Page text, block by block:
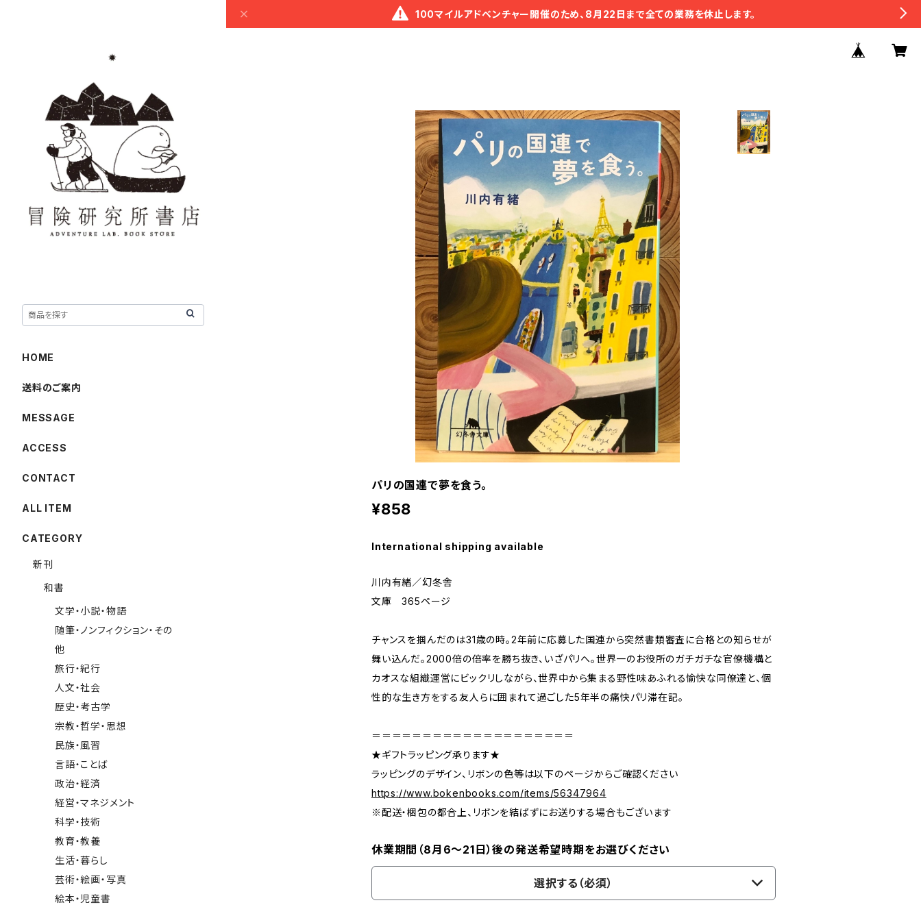
100マイルアドベンチャー開催のため、8月22日まで全ての業務を休止します。
パリの国連で夢を食う。
¥858
International shipping available
川内有緒／幻冬舎
文庫 365ページ
チャンスを掴んだのは31歳の時。2年前に応募した国連から突然書類審査に合格との知らせが
舞い込んだ。2000倍の倍率を勝ち抜き、いざパリへ。世界一のお役所のガチガチな官僚機構と
カオスな組織運営にビックリしながら、世界中から集まる野性味あふれる愉快な同僚達と、個
性的な生き方をする友人らに囲まれて過ごした5年半の痛快パリ滞在記。
＝＝＝＝＝＝＝＝＝＝＝＝＝＝＝＝＝＝＝＝
★ギフトラッピング承ります★
ラッピングのデザイン、リボンの色等は以下のページからご確認ください
https://www.bokenbooks.com/items/56347964
※配送・梱包の都合上、リボンを結ばずにお送りする場合もございます
休業期間（8月6〜21日）後の発送希望時期をお選びください
選択する（必須）
HOME
送料のご案内
MESSAGE
ACCESS
CONTACT
ALL ITEM
CATEGORY
新刊
和書
文学・小説・物語
随筆・ノンフィクション・その
他
旅行・紀行
人文・社会
歴史・考古学
宗教・哲学・思想
民族・風習
言語・ことば
政治・経済
経営・マネジメント
科学・技術
教育・教養
生活・暮らし
芸術・絵画・写真
絵本・児童書